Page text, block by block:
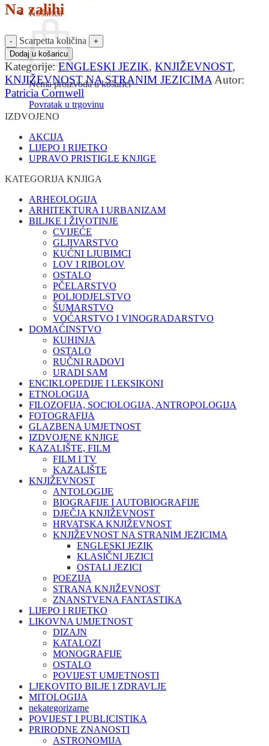
Košarica
Nema proizvoda u košarici
Povratak u trgovinu
Na zalihi
Scarpetta količina
Dodaj u košaricu
Kategorije: ENGLESKI JEZIK, KNJIŽEVNOST,
KNJIŽEVNOST NA STRANIM JEZICIMA Autor:
Patricia Cornwell
IZDVOJENO
AKCIJA
LIJEPO I RIJETKO
UPRAVO PRISTIGLE KNJIGE
KATEGORIJA KNJIGA
ARHEOLOGIJA
ARHITEKTURA I URBANIZAM
BILJKE I ŽIVOTINJE
CVIJEĆE
GLJIVARSTVO
KUĆNI LJUBIMCI
LOV I RIBOLOV
OSTALO
PČELARSTVO
POLJODJELSTVO
ŠUMARSTVO
VOĆARSTVO I VINOGRADARSTVO
DOMAĆINSTVO
KUHINJA
OSTALO
RUČNI RADOVI
URADI SAM
ENCIKLOPEDIJE I LEKSIKONI
ETNOLOGIJA
FILOZOFIJA, SOCIOLOGIJA, ANTROPOLOGIJA
FOTOGRAFIJA
GLAZBENA UMJETNOST
IZDVOJENE KNJIGE
KAZALIŠTE, FILM
FILM I TV
KAZALIŠTE
KNJIŽEVNOST
ANTOLOGIJE
BIOGRAFIJE I AUTOBIOGRAFIJE
DJEČJA KNJIŽEVNOST
HRVATSKA KNJIŽEVNOST
KNJIŽEVNOST NA STRANIM JEZICIMA
ENGLESKI JEZIK
KLASIČNI JEZICI
OSTALI JEZICI
POEZIJA
STRANA KNJIŽEVNOST
ZNANSTVENA FANTASTIKA
LIJEPO I RIJETKO
LIKOVNA UMJETNOST
DIZAJN
KATALOZI
MONOGRAFIJE
OSTALO
POVIJEST UMJETNOSTI
LJEKOVITO BILJE I ZDRAVLJE
MITOLOGIJA
nekategorizarne
POVIJEST I PUBLICISTIKA
PRIRODNE ZNANOSTI
ASTRONOMIJA